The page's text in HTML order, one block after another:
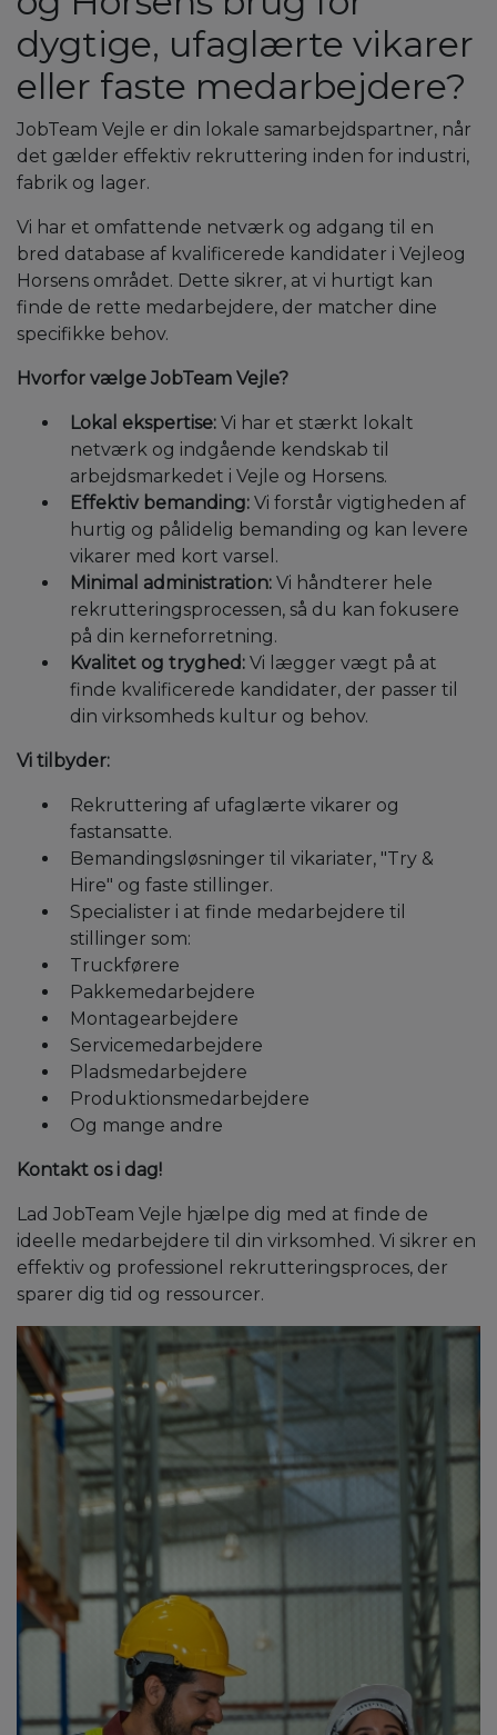
dygtige, ufaglærte vikarer
eller faste medarbejdere?
JobTeam Vejle er din lokale samarbejdspartner, når
det gælder effektiv rekruttering inden for industri,
fabrik og lager.
Vi har et omfattende netværk og adgang til en
bred database af kvalificerede kandidater i Vejleog
Horsens området. Dette sikrer, at vi hurtigt kan
finde de rette medarbejdere, der matcher dine
specifikke behov.
Hvorfor vælge JobTeam Vejle?
Lokal ekspertise: Vi har et stærkt lokalt
netværk og indgående kendskab til
arbejdsmarkedet i Vejle og Horsens.
Effektiv bemanding: Vi forstår vigtigheden af
hurtig og pålidelig bemanding og kan levere
vikarer med kort varsel.
Minimal administration: Vi håndterer hele
rekrutteringsprocessen, så du kan fokusere
på din kerneforretning.
Kvalitet og tryghed: Vi lægger vægt på at
finde kvalificerede kandidater, der passer til
din virksomheds kultur og behov.
Vi tilbyder:
Rekruttering af ufaglærte vikarer og
fastansatte.
Bemandingsløsninger til vikariater, "Try &
Hire" og faste stillinger.
Specialister i at finde medarbejdere til
stillinger som:
Truckførere
Pakkemedarbejdere
Montagearbejdere
Servicemedarbejdere
Pladsmedarbejdere
Produktionsmedarbejdere
Og mange andre
Kontakt os i dag!
Lad JobTeam Vejle hjælpe dig med at finde de
ideelle medarbejdere til din virksomhed. Vi sikrer en
effektiv og professionel rekrutteringsproces, der
sparer dig tid og ressourcer.